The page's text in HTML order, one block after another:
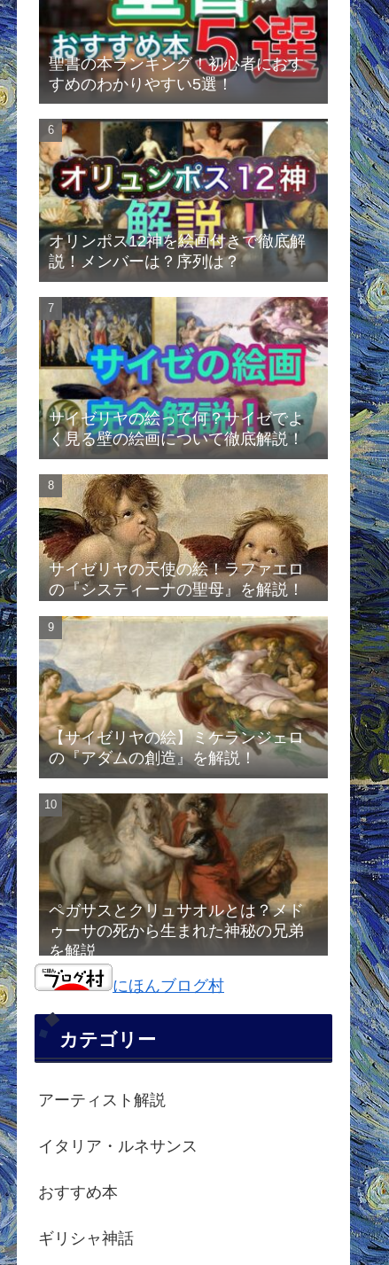
聖書の本ランキング！初心者におす
すめのわかりやすい5選！
オリンポス12神を絵画付きで徹底解
説！メンバーは？序列は？
サイゼリヤの絵って何？サイゼでよ
く見る壁の絵画について徹底解説！
サイゼリヤの天使の絵！ラファエロ
の『システィーナの聖母』を解説！
【サイゼリヤの絵】ミケランジェロ
の『アダムの創造』を解説！
ペガサスとクリュサオルとは？メド
ゥーサの死から生まれた神秘の兄弟
を解説
にほんブログ村
カテゴリー
アーティスト解説
イタリア・ルネサンス
おすすめ本
ギリシャ神話